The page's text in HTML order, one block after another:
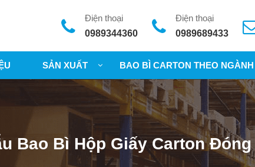
Điện thoại
0989344360
Điện thoại
0989689433
SẢN XUẤT BAO BÌ CARTON THEO NGÀNH
Bao Bì Hộp Giấy Carton